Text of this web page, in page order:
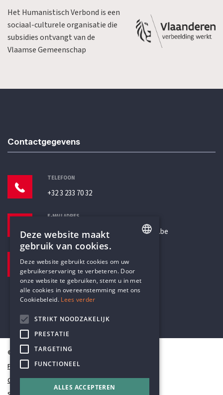
Het Humanistisch Verbond is een
sociaal-culturele organisatie die
subsidies ontvangt van de
Vlaamse Gemeenschap
Contactgegevens
TELEFOON
+32 3 233 70 32
E-MAILADRES
secretariaat@humanistischverbond.be
Pottenbrug 4
Antwerpen, 2000
© Humanistisch Verbond 2026
Privacy
Cookiestatement
DUTCH
Deze website maakt
gebruik van cookies.
Deze website gebruikt cookies om uw
gebruikerservaring te verbeteren. Door
onze website te gebruiken, stemt u in met
alle cookies in overeenstemming met ons
Cookiebeleid. Lees verder
STRIKT NOODZAKELIJK
PRESTATIE
TARGETING
FUNCTIONEEL
ALLES ACCEPTEREN